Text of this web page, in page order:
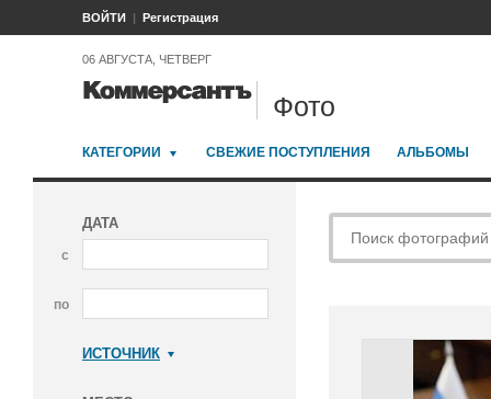
ВОЙТИ Регистрация
06 АВГУСТА, ЧЕТВЕРГ
Фото
КАТЕГОРИИ СВЕЖИЕ ПОСТУПЛЕНИЯ АЛЬБОМЫ
ДАТА
с
по
ИСТОЧНИК